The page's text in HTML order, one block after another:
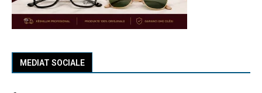
MEDIAT SOCIALE